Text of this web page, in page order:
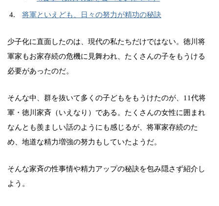
将軍といえども、日々の努力が精功の秘訣
少子化に直面したのは、現代の私たちだけではない。徳川将
軍家もお家存続の危機に見舞われ、たくさんの子をもうける
必要があったのだ。
そんな中、群を抜いて多くの子どもをもうけたのが、11代将
軍・徳川家斉（いえなり）である。たくさんの女性に囲まれ
なんとも羨ましい話のようにも感じるが、将軍家存続のた
め、地道な精力増強の努力もしていたようだ。
そんな家斉の性事情や精力アップの秘訣を包み隠さず紹介し
よう。